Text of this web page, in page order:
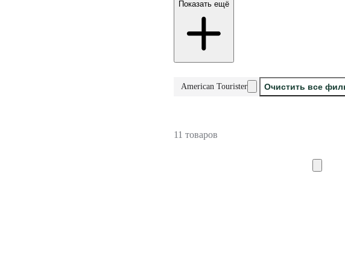
Показать ещё
American Tourister Очистить все
11 товаров